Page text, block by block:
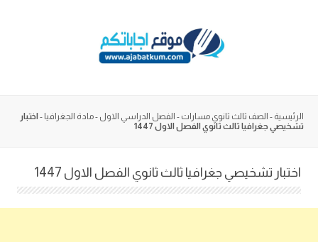
الرئيسية - الصف ثالث ثانوي مسارات - الفصل الدراسي الاول -مادة الجغرافيا - اختبار
تشخيصي جغرافيا ثالث ثانوي الفصل الاول 1447
اختبار تشخيصي جغرافيا ثالث ثانوي الفصل الاول 1447